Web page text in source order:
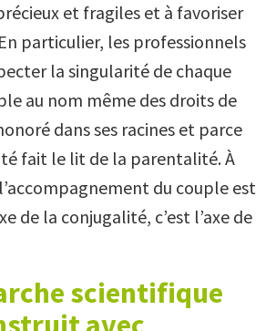
et fragiles et à favoriser
particulier, les professionnels
la singularité de chaque
au nom même des droits de
dans ses racines et parce
fait le lit de la parentalité. À
du couple est
de la conjugalité, c’est l’axe de
scientifique